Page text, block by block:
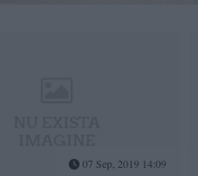
07 Sep, 2019 14:09